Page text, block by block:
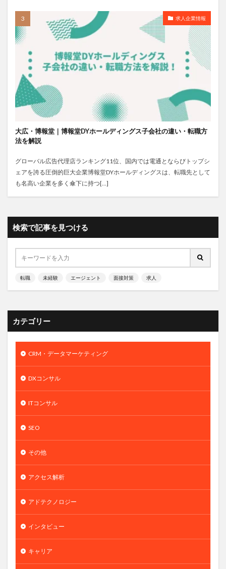
求人企業情報
大広・博報堂｜博報堂DYホールディングス子会社の違い・転職方
法を解説
グローバル広告代理店ランキング11位、国内では電通とならびトップシ
ェアを誇る圧倒的巨大企業博報堂DYホールディングスは、転職先として
も名高い企業を多く傘下に持つ[…]
検索で記事を見つける
転職 未経験 エージェント 面接対策 求人
カテゴリー
CRM・データマーケティング
DXコンサル
ITコンサル
SEO
その他
アクセス解析
アドテクノロジー
インタビュー
キャリア